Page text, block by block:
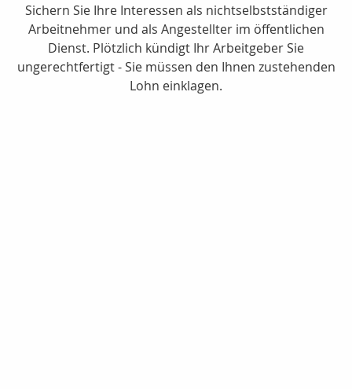
Sichern Sie Ihre Interessen als nichtselbstständiger
Arbeitnehmer und als Angestellter im öffentlichen
Dienst. Plötzlich kündigt Ihr Arbeitgeber Sie
ungerechtfertigt - Sie müssen den Ihnen zustehenden
Lohn einklagen.